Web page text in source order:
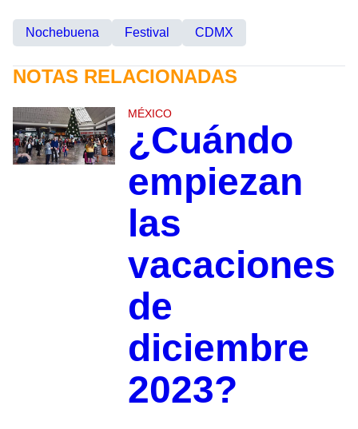
Nochebuena Festival CDMX
NOTAS RELACIONADAS
MÉXICO
¿Cuándo
empiezan
las
vacaciones
de
diciembre
2023?